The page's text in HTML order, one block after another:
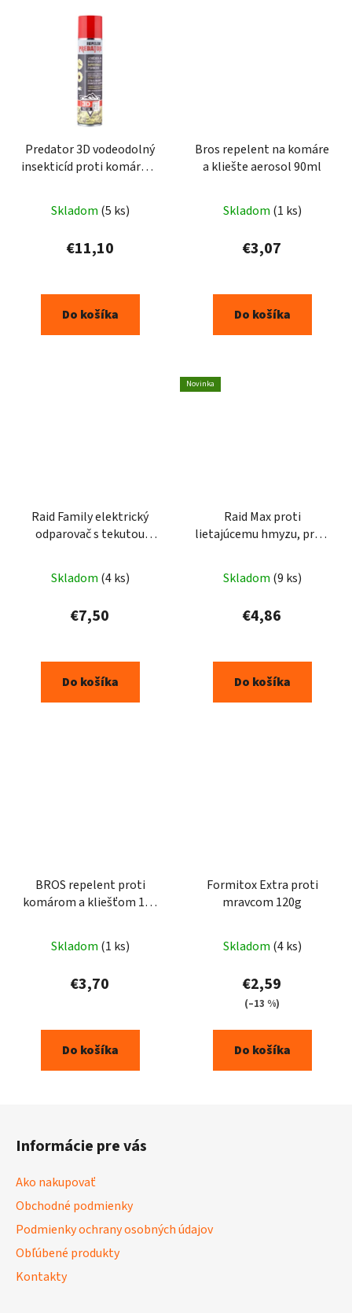
Predator 3D vodeodolný
insekticíd proti komárom
Skladom (5 ks)
€11,10
Do košíka
Bros repelent na komáre
a kliešte aerosol 90ml
Skladom (1 ks)
€3,07
Do košíka
Raid Family elektrický
odparovač s tekutou
Skladom (4 ks)
€7,50
Do košíka
Novinka
Raid Max proti
lietajúcemu hmyzu, proti
300ml
Skladom (9 ks)
€4,86
Do košíka
BROS repelent proti
komárom a kliešťom 100
Skladom (1 ks)
€3,70
Do košíka
Formitox Extra proti
mravcom 120g
Skladom (4 ks)
€2,59
(–13 %)
Do košíka
Informácie pre vás
Ako nakupovať
Obchodné podmienky
Podmienky ochrany osobných údajov
Obľúbené produkty
Kontakty